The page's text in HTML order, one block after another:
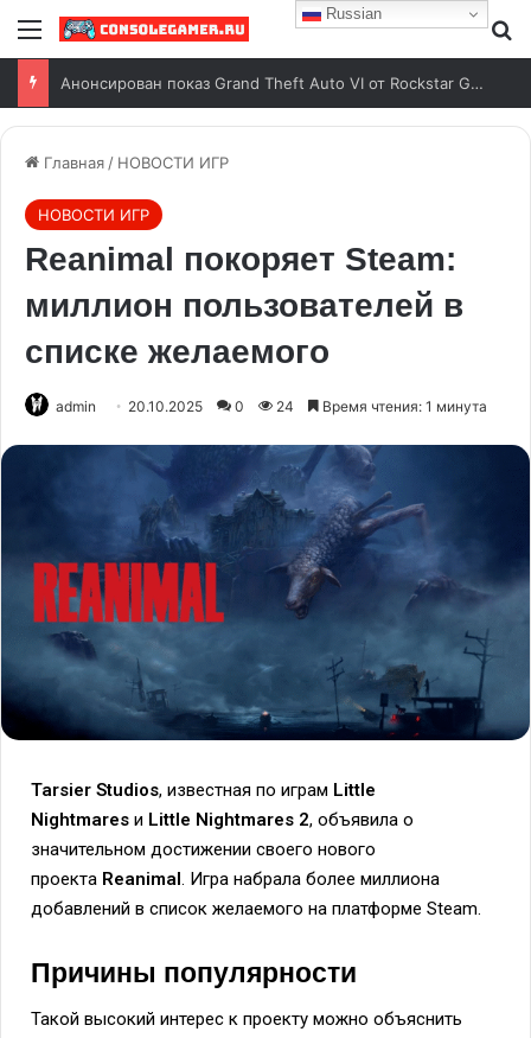
Анонсирован показ Grand Theft Auto VI от Rockstar Games
Главная / НОВОСТИ ИГР
НОВОСТИ ИГР
Reanimal покоряет Steam:
миллион пользователей в
списке желаемого
admin 20.10.2025 0 24 Время чтения: 1 минута
Tarsier Studios, известная по играм Little
Nightmares и Little Nightmares 2, объявила о
значительном достижении своего нового
проекта Reanimal. Игра набрала более миллиона
добавлений в список желаемого на платформе Steam.
Причины популярности
Такой высокий интерес к проекту можно объяснить
Russian